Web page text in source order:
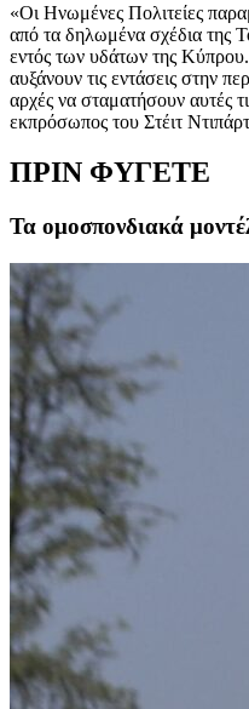
«Οι Ηνωμένες Πολιτείες
από τα δηλωμένα σχέδια της
εντός των υδάτων της
αυξάνουν τις εντάσεις στην
αρχές να σταματήσουν αυτές
εκπρόσωπος του Στέιτ
ΠΡΙΝ ΦΥΓΕΤΕ
Τα ομοσπονδιακά